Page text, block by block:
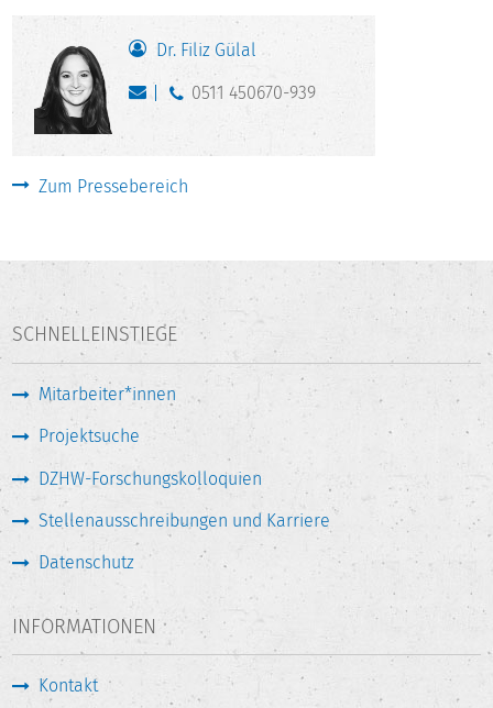
Dr. Filiz Gülal
0511 450670-939
Zum Pressebereich
SCHNELLEINSTIEGE
Mitarbeiter*innen
Projektsuche
DZHW-Forschungskolloquien
Stellenausschreibungen und Karriere
Datenschutz
INFORMATIONEN
Kontakt